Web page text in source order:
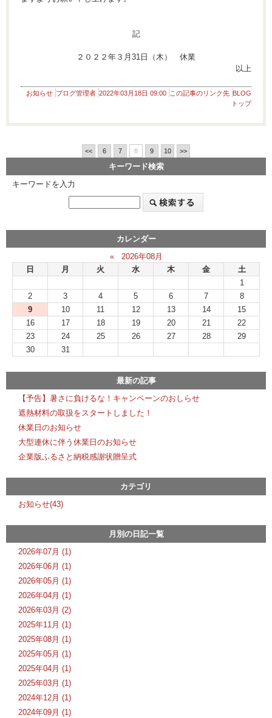
記
２０２２年３月31日（木） 休業
以上
お知らせ ブログ管理者 2022年03月18日 09:00 この記事のリンク先 BLOG
トップ
<< 6 7 8 9 10 >>
キーワード検索
キーワードを入力
カレンダー
«
2026年08月
日
月 火 水 木 金
土
1
2
3 4 5 6 7
8
9
10 11 12 13 14
15
16
17 18 19 20 21
22
23
24 25 26 27 28
29
30
31
最新の記事
【予告】暑さに負けるな！キャンペーンのおしらせ
遮熱材料の取扱をスタートしました！
休業日のお知らせ
大型連休に伴う休業日のお知らせ
企業版ふるさと納税感謝状贈呈式
カテゴリ
お知らせ(43)
月別の日記一覧
2026年07月 (1)
2026年06月 (1)
2026年05月 (1)
2026年04月 (1)
2026年03月 (2)
2025年11月 (1)
2025年08月 (1)
2025年05月 (1)
2025年04月 (1)
2025年03月 (1)
2024年12月 (1)
2024年09月 (1)